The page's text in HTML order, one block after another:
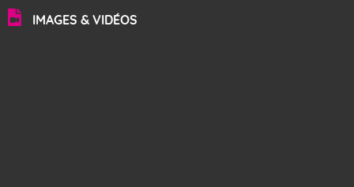
IMAGES & VIDÉOS